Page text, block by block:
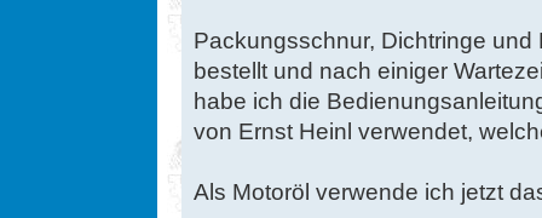
Packungsschnur, Dichtringe
bestellt und nach einiger
habe ich die
von Ernst Heinl verwendet,
Als Motoröl verwende ich jetzt